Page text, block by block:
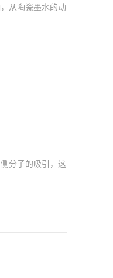
从陶瓷墨水的动
分子的吸引，这